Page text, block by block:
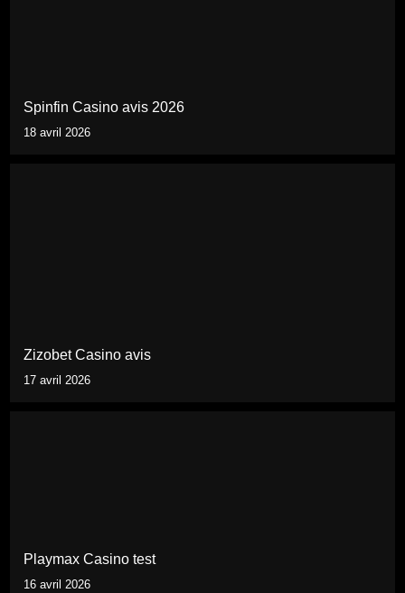
Spinfin Casino avis 2026
18 avril 2026
Zizobet Casino avis
17 avril 2026
Playmax Casino test
16 avril 2026